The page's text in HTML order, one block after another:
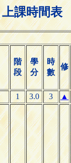
課時間表
階
段
學
分
時
數
修
1 3.0 3 ▲